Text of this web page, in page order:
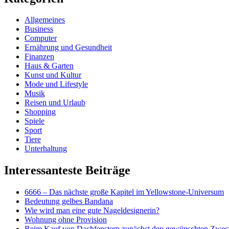
Allgemeines
Business
Computer
Ernährung und Gesundheit
Finanzen
Haus & Garten
Kunst und Kultur
Mode und Lifestyle
Musik
Reisen und Urlaub
Shopping
Spiele
Sport
Tiere
Unterhaltung
Interessanteste Beiträge
6666 – Das nächste große Kapitel im Yellowstone-Universum
Bedeutung gelbes Bandana
Wie wird man eine gute Nageldesignerin?
Wohnung ohne Provision